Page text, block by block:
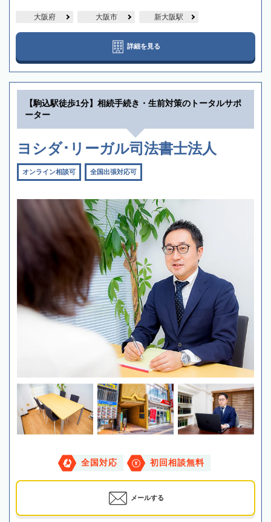
大阪府 大阪市 新大阪駅
詳細を見る
【駒込駅徒歩1分】相続手続き・生前対策のトータルサポ
ーター
ヨシダ･リーガル司法書士法人
オンライン相談可 全国出張対応可
全国対応 初回相談無料
メールする